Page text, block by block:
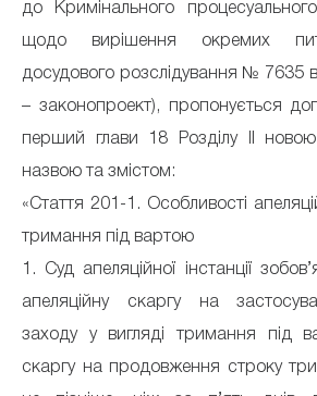
до Кримінального
щодо вирішення окремих
досудового розслідування № 7635
– законопроект), пропонується
перший глави 18 Розділу ІІ
назвою та змістом:
«Стаття 201-1. Особливості
тримання під вартою
1. Суд апеляційної інстанції
апеляційну скаргу на
заходу у вигляді тримання під
скаргу на продовження строку